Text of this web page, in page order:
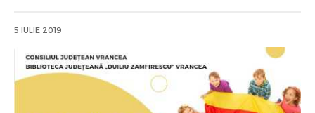
5 IULIE 2019